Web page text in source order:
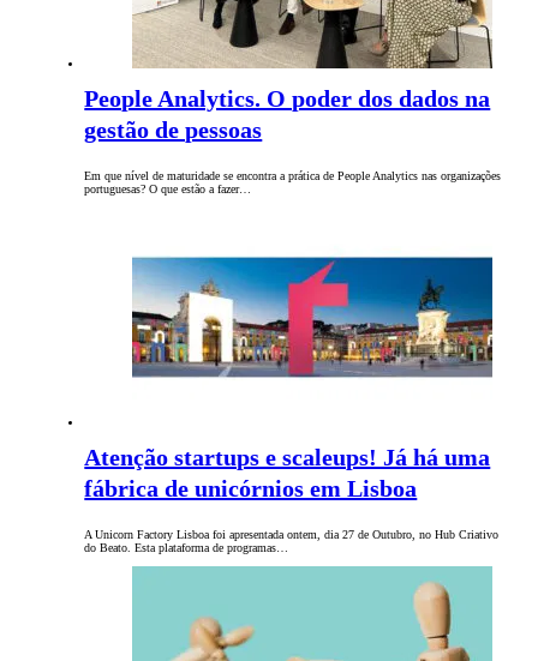
People Analytics. O poder dos dados na
gestão de pessoas
Em que nível de maturidade se encontra a prática de People Analytics nas organizações
portuguesas? O que estão a fazer…
Atenção startups e scaleups! Já há uma
fábrica de unicórnios em Lisboa
A Unicorn Factory Lisboa foi apresentada ontem, dia 27 de Outubro, no Hub Criativo
do Beato. Esta plataforma de programas…